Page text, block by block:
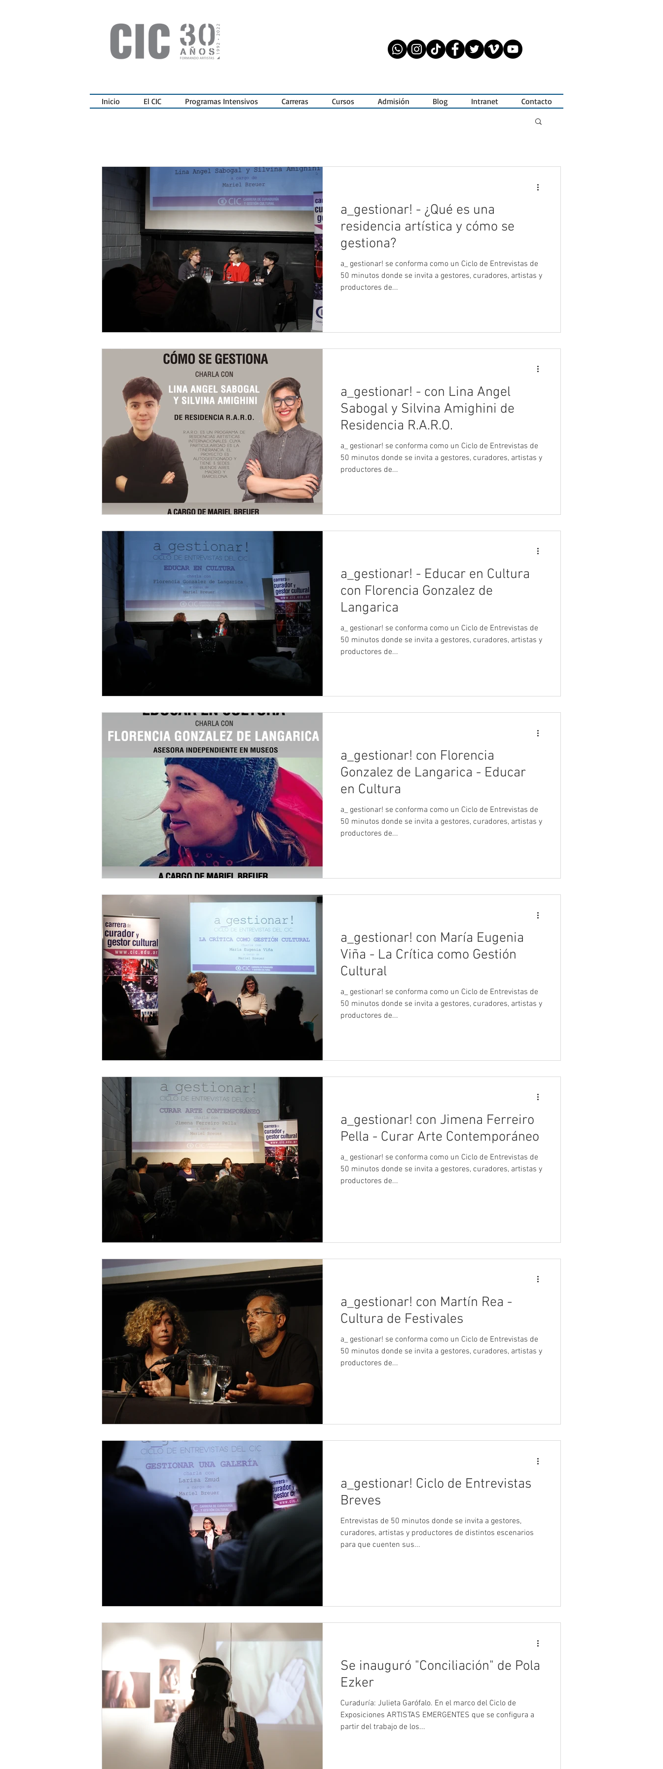
Inicio El CIC Programas Intensivos Carreras Cursos Admisión Blog Intranet Contacto
a_gestionar! - ¿Qué es una
residencia artística y cómo se
gestiona?
a_ gestionar! se conforma como un Ciclo de Entrevistas de
50 minutos donde se invita a gestores, curadores, artistas y
productores de...
a_gestionar! - con Lina Angel
Sabogal y Silvina Amighini de
Residencia R.A.R.O.
a_ gestionar! se conforma como un Ciclo de Entrevistas de
50 minutos donde se invita a gestores, curadores, artistas y
productores de...
a_gestionar! - Educar en Cultura
con Florencia Gonzalez de
Langarica
a_ gestionar! se conforma como un Ciclo de Entrevistas de
50 minutos donde se invita a gestores, curadores, artistas y
productores de...
a_gestionar! con Florencia
Gonzalez de Langarica - Educar
en Cultura
a_ gestionar! se conforma como un Ciclo de Entrevistas de
50 minutos donde se invita a gestores, curadores, artistas y
productores de...
a_gestionar! con María Eugenia
Viña - La Crítica como Gestión
Cultural
a_ gestionar! se conforma como un Ciclo de Entrevistas de
50 minutos donde se invita a gestores, curadores, artistas y
productores de...
a_gestionar! con Jimena Ferreiro
Pella - Curar Arte Contemporáneo
a_ gestionar! se conforma como un Ciclo de Entrevistas de
50 minutos donde se invita a gestores, curadores, artistas y
productores de...
a_gestionar! con Martín Rea -
Cultura de Festivales
a_ gestionar! se conforma como un Ciclo de Entrevistas de
50 minutos donde se invita a gestores, curadores, artistas y
productores de...
a_gestionar! Ciclo de Entrevistas
Breves
Entrevistas de 50 minutos donde se invita a gestores,
curadores, artistas y productores de distintos escenarios
para que cuenten sus...
Se inauguró "Conciliación" de Pola
Ezker
Curaduría: Julieta Garófalo. En el marco del Ciclo de
Exposiciones ARTISTAS EMERGENTES que se configura a
partir del trabajo de los...